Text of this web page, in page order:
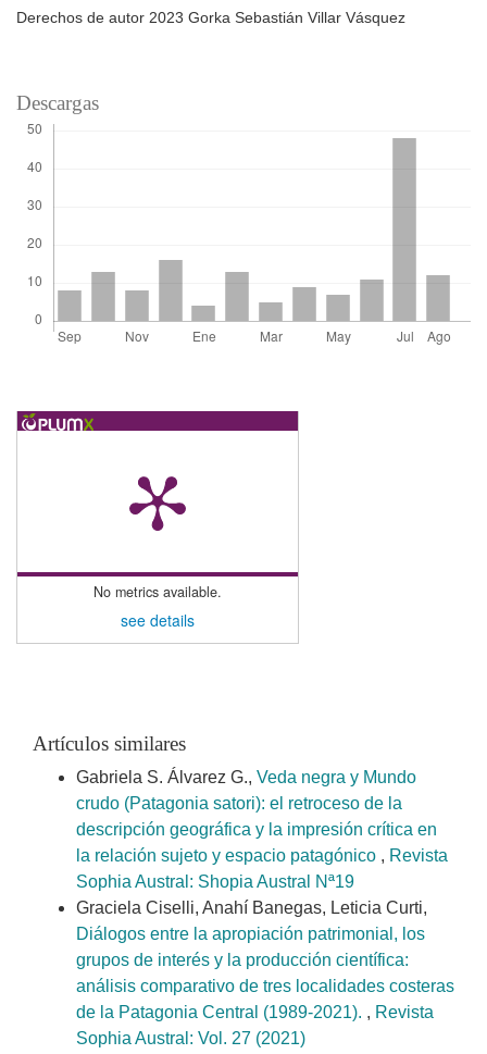
Derechos de autor 2023 Gorka Sebastián Villar Vásquez
Descargas
No metrics available.
see details
Artículos similares
Gabriela S. Álvarez G., Veda negra y Mundo
crudo (Patagonia satori): el retroceso de la
descripción geográfica y la impresión crítica en
la relación sujeto y espacio patagónico , Revista
Sophia Austral: Shopia Austral Nª19
Graciela Ciselli, Anahí Banegas, Leticia Curti,
Diálogos entre la apropiación patrimonial, los
grupos de interés y la producción científica:
análisis comparativo de tres localidades costeras
de la Patagonia Central (1989-2021). , Revista
Sophia Austral: Vol. 27 (2021)